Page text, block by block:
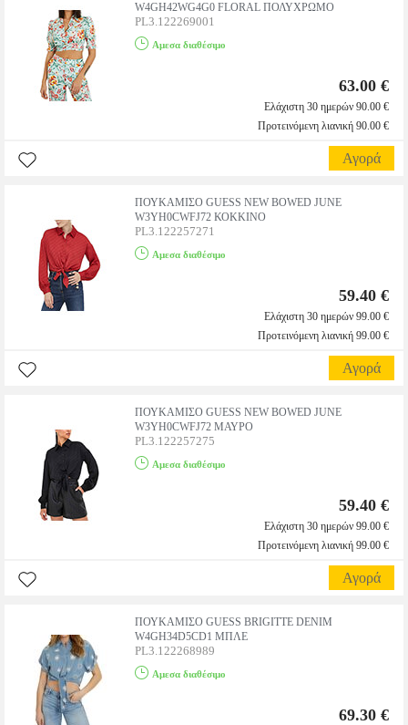
W4GH42WG4G0 FLORAL ΠΟΛΥΧΡΩΜΟ
PL3.122269001
Αμεσα διαθέσιμο
63.00 €
Ελάχιστη 30 ημερών 90.00 €
Προτεινόμενη λιανική 90.00 €
Αγορά
ΠΟΥΚΑΜΙΣΟ GUESS NEW BOWED JUNE
W3YH0CWFJ72 ΚΟΚΚΙΝΟ
PL3.122257271
Αμεσα διαθέσιμο
59.40 €
Ελάχιστη 30 ημερών 99.00 €
Προτεινόμενη λιανική 99.00 €
Αγορά
ΠΟΥΚΑΜΙΣΟ GUESS NEW BOWED JUNE
W3YH0CWFJ72 ΜΑΥΡΟ
PL3.122257275
Αμεσα διαθέσιμο
59.40 €
Ελάχιστη 30 ημερών 99.00 €
Προτεινόμενη λιανική 99.00 €
Αγορά
ΠΟΥΚΑΜΙΣΟ GUESS BRIGITTE DENIM
W4GH34D5CD1 ΜΠΛΕ
PL3.122268989
Αμεσα διαθέσιμο
69.30 €